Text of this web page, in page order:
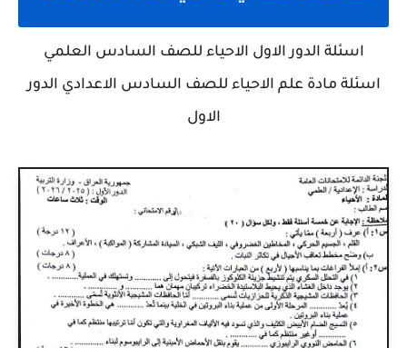
اسئلة الدور الاول الاحياء للصف السادس العلمي
اسئلة مادة علم الاحياء للصف السادس الاعدادي الدور
الاول